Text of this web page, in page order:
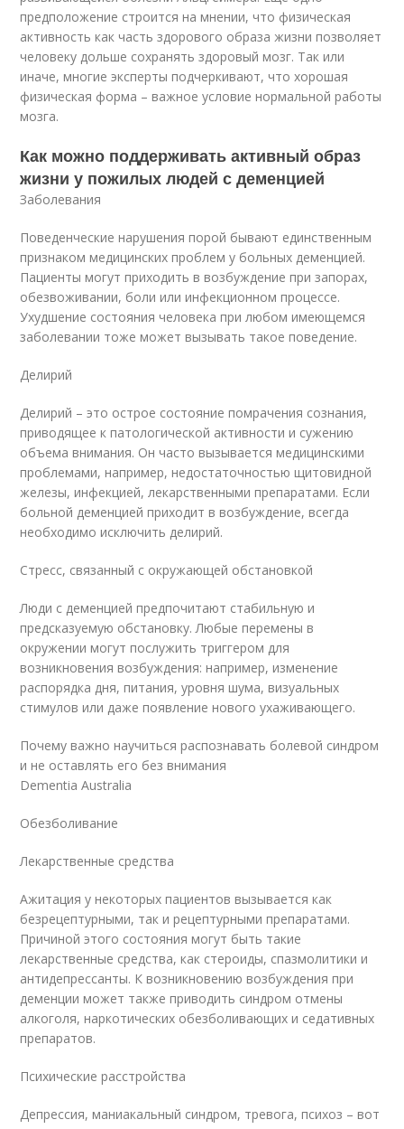
предположение строится на мнении, что физическая
активность как часть здорового образа жизни позволяет
человеку дольше сохранять здоровый мозг. Так или
иначе, многие эксперты подчеркивают, что хорошая
физическая форма – важное условие нормальной работы
мозга.
Как можно поддерживать активный образ
жизни у пожилых людей с деменцией
Заболевания
Поведенческие нарушения порой бывают единственным
признаком медицинских проблем у больных деменцией.
Пациенты могут приходить в возбуждение при запорах,
обезвоживании, боли или инфекционном процессе.
Ухудшение состояния человека при любом имеющемся
заболевании тоже может вызывать такое поведение.
Делирий
Делирий – это острое состояние помрачения сознания,
приводящее к патологической активности и сужению
объема внимания. Он часто вызывается медицинскими
проблемами, например, недостаточностью щитовидной
железы, инфекцией, лекарственными препаратами. Если
больной деменцией приходит в возбуждение, всегда
необходимо исключить делирий.
Стресс, связанный с окружающей обстановкой
Люди с деменцией предпочитают стабильную и
предсказуемую обстановку. Любые перемены в
окружении могут послужить триггером для
возникновения возбуждения: например, изменение
распорядка дня, питания, уровня шума, визуальных
стимулов или даже появление нового ухаживающего.
Почему важно научиться распознавать болевой синдром
и не оставлять его без внимания
Dementia Australia
Обезболивание
Лекарственные средства
Ажитация у некоторых пациентов вызывается как
безрецептурными, так и рецептурными препаратами.
Причиной этого состояния могут быть такие
лекарственные средства, как стероиды, спазмолитики и
антидепрессанты. К возникновению возбуждения при
деменции может также приводить синдром отмены
алкоголя, наркотических обезболивающих и седативных
препаратов.
Психические расстройства
Депрессия, маниакальный синдром, тревога, психоз – вот